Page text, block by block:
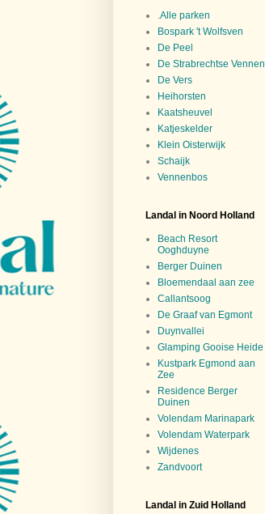
.Alle parken
Bospark 't Wolfsven
De Peel
De Strabrechtse Vennen
De Vers
Heihorsten
Kaatsheuvel
Katjeskelder
Klein Oisterwijk
Schaijk
Vennenbos
Landal in Noord Holland
Beach Resort
Ooghduyne
Berger Duinen
Bloemendaal aan zee
Callantsoog
De Graaf van Egmont
Duynvallei
Glamping Gooise Heide
Kustpark Egmond aan
Zee
Residence Berger
Duinen
Volendam Marinapark
Volendam Waterpark
Wijdenes
Zandvoort
Landal in Zuid Holland